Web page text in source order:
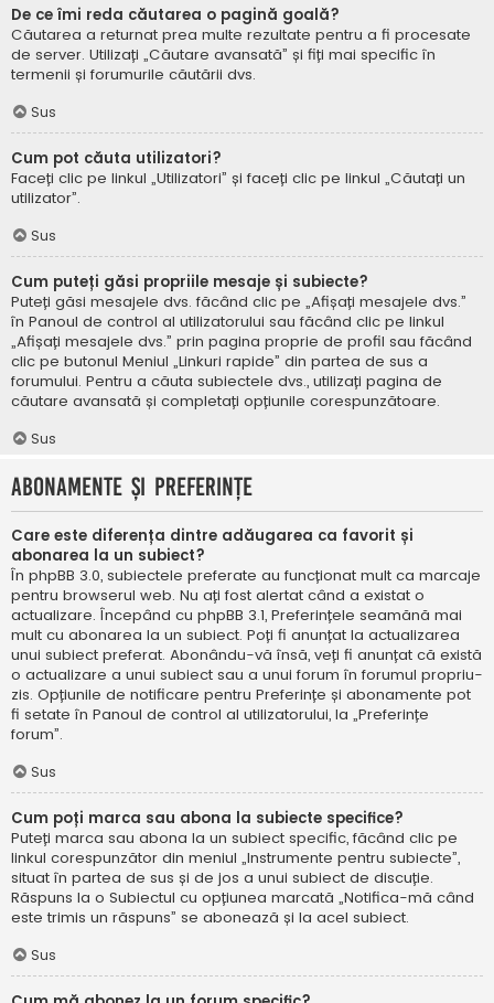
De ce îmi reda căutarea o pagină goală?
Căutarea a returnat prea multe rezultate pentru a fi procesate
de server. Utilizați „Căutare avansată” și fiți mai specific în
termenii și forumurile căutării dvs.
Sus
Cum pot căuta utilizatori?
Faceți clic pe linkul „Utilizatori” și faceți clic pe linkul „Căutați un
utilizator”.
Sus
Cum puteți găsi propriile mesaje și subiecte?
Puteți găsi mesajele dvs. făcând clic pe „Afișați mesajele dvs.”
în Panoul de control al utilizatorului sau făcând clic pe linkul
„Afișați mesajele dvs.” prin pagina proprie de profil sau făcând
clic pe butonul Meniul „Linkuri rapide” din partea de sus a
forumului. Pentru a căuta subiectele dvs., utilizați pagina de
căutare avansată și completați opțiunile corespunzătoare.
Sus
Abonamente și Preferințe
Care este diferența dintre adăugarea ca favorit și
abonarea la un subiect?
În phpBB 3.0, subiectele preferate au funcționat mult ca marcaje
pentru browserul web. Nu ați fost alertat când a existat o
actualizare. Începând cu phpBB 3.1, Preferințele seamănă mai
mult cu abonarea la un subiect. Poți fi anunțat la actualizarea
unui subiect preferat. Abonându-vă însă, veți fi anunțat că există
o actualizare a unui subiect sau a unui forum în forumul propriu-
zis. Opțiunile de notificare pentru Preferințe și abonamente pot
fi setate în Panoul de control al utilizatorului, la „Preferințe
forum”.
Sus
Cum poți marca sau abona la subiecte specifice?
Puteți marca sau abona la un subiect specific, făcând clic pe
linkul corespunzător din meniul „Instrumente pentru subiecte”,
situat în partea de sus și de jos a unui subiect de discuție.
Răspuns la o Subiectul cu opțiunea marcată „Notifica-mă când
este trimis un răspuns” se abonează și la acel subiect.
Sus